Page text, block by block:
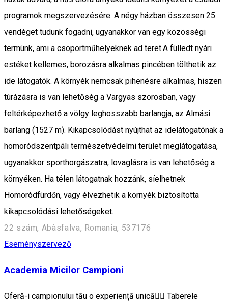
programok megszervezésére. A négy házban összesen 25
vendéget tudunk fogadni, ugyanakkor van egy közösségi
termünk, ami a csoportműhelyeknek ad teret.A fülledt nyári
estéket kellemes, borozásra alkalmas pincében tölthetik az
ide látogatók. A környék nemcsak pihenésre alkalmas, hiszen
túrázásra is van lehetőség a Vargyas szorosban, vagy
feltérképezhető a völgy leghosszabb barlangja, az Almási
barlang (1527 m). Kikapcsolódást nyújthat az idelátogatónak a
homoródszentpáli természetvédelmi terület meglátogatása,
ugyanakkor sporthorgászatra, lovaglásra is van lehetőség a
környéken. Ha télen látogatnak hozzánk, síelhetnek
Homoródfürdőn, vagy élvezhetik a környék biztosította
kikapcsolódási lehetőségeket.
22 szám, Abàsfalva, Romania, 537176
Eseményszervező
Academia Micilor Campioni
Oferă-i campionului tău o experiență unică🦸‍♂️ Taberele